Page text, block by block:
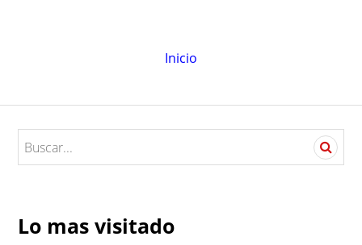
Inicio
S
e
c
h
Lo mas visitado